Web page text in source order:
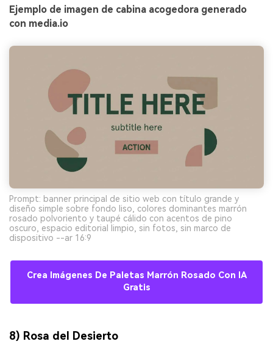
Ejemplo de imagen de cabina acogedora generado
con media.io
Prompt: banner principal de sitio web con título grande y
diseño simple sobre fondo liso, colores dominantes marrón
rosado polvoriento y taupé cálido con acentos de pino
oscuro, espacio editorial limpio, sin fotos, sin marco de
dispositivo --ar 16:9
Crea Imágenes De Paletas Marrón Rosado Con IA
Gratis
8) Rosa del Desierto